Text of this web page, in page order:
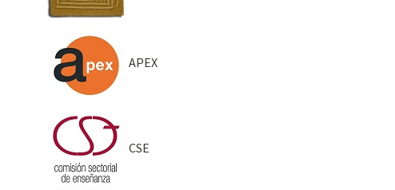
APEX
CSE